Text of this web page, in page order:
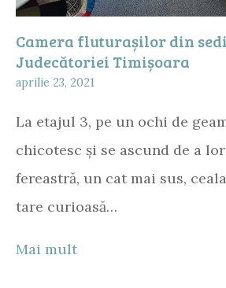
Camera fluturașilor din
Judecătoriei Timișoara
aprilie 23, 2021
La etajul 3, pe un ochi de
chicotesc și se ascund de a
fereastră, un cat mai sus,
tare curioasă…
Mai mult